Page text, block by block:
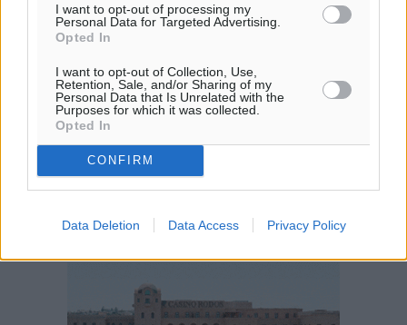
I want to opt-out of processing my
Personal Data for Targeted Advertising.
Opted In
I want to opt-out of Collection, Use,
Retention, Sale, and/or Sharing of my
Personal Data that Is Unrelated with the
Purposes for which it was collected.
Opted In
CONFIRM
Data Deletion Data Access Privacy Policy
28°
πρόγνωση:
°
28°